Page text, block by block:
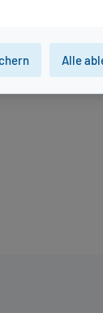
Alle